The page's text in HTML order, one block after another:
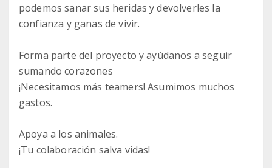
podemos sanar sus heridas y devolverles la
confianza y ganas de vivir.
Forma parte del proyecto y ayúdanos a seguir
sumando corazones
¡Necesitamos más teamers! Asumimos muchos
gastos.
Apoya a los animales.
¡Tu colaboración salva vidas!